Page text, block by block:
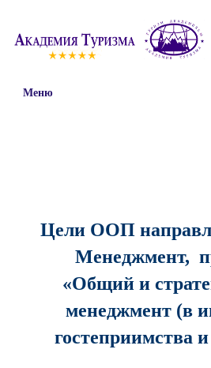
Меню
Цели ООП
Менеджмент,
«Общий и
менеджмент (в
гостеприимства